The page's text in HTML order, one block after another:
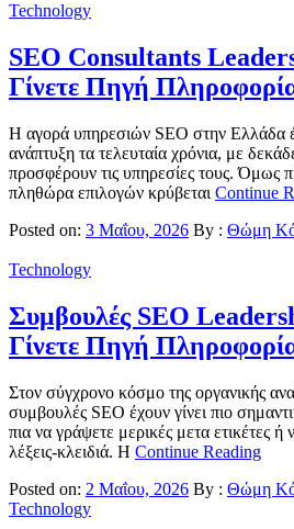
Technology
SEO Consultants
Γίνετε Πηγή
Η αγορά υπηρεσιών SEO στην Ελλάδα
ανάπτυξη τα τελευταία χρόνια, με
προσφέρουν τις υπηρεσίες τους. Όμως
πληθώρα επιλογών κρύβεται Continue
Posted on: 3 Μαΐου, 2026 By : Θώμη
Technology
Συμβουλές SEO
Γίνετε Πηγή
Στον σύγχρονο κόσμο της οργανικής
συμβουλές SEO έχουν γίνει πιο
πια να γράψετε μερικές μετα ετικέτες ή
λέξεις-κλειδιά. Η Continue Reading
Posted on: 2 Μαΐου, 2026 By : Θώμη
Technology